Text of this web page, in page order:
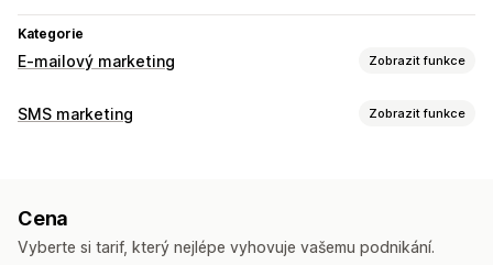
Kategorie
E-mailový marketing Zobrazit funkce
Typy kampaní
E-maily týkající se košíku
Důvod opuštění stránky Opuštěný košík
Uvítací e-maily
SMS marketing Zobrazit funkce
Vlastní ID odesílatele
Naplánované zprávy Šablony Analytika v reálném čase
Cena
Vyberte si tarif, který nejlépe vyhovuje vašemu podnikání.